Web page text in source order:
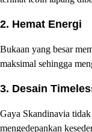
2. Hemat Energi
Bukaan yang besar
maksimal sehingga
3. Desain
Gaya Skandinavia
mengedepankan